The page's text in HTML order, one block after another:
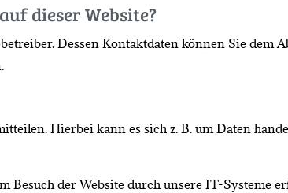
dieser Website?
Dessen Kontaktdaten können Sie dem
Hierbei kann es sich z. B. um Daten
der Website durch unsere IT-Systeme